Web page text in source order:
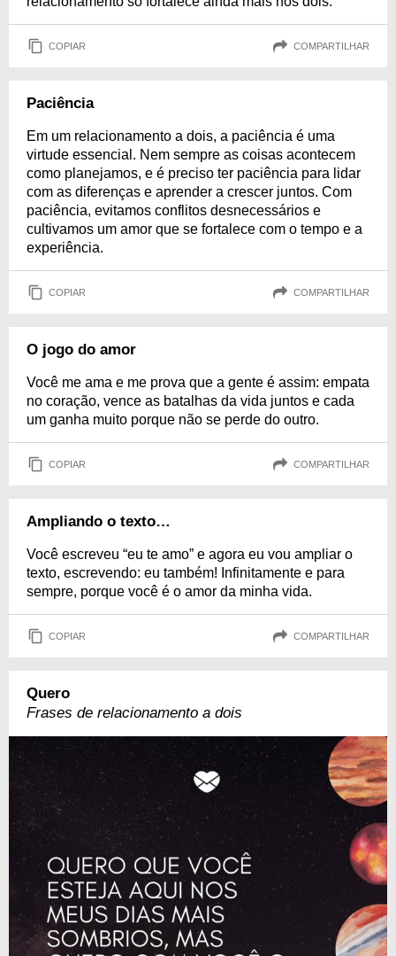
COPIAR COMPARTILHAR
Paciência
Em um relacionamento a dois, a paciência é uma
virtude essencial. Nem sempre as coisas acontecem
como planejamos, e é preciso ter paciência para lidar
com as diferenças e aprender a crescer juntos. Com
paciência, evitamos conflitos desnecessários e
cultivamos um amor que se fortalece com o tempo e a
experiência.
COPIAR COMPARTILHAR
O jogo do amor
Você me ama e me prova que a gente é assim: empata
no coração, vence as batalhas da vida juntos e cada
um ganha muito porque não se perde do outro.
COPIAR COMPARTILHAR
Ampliando o texto…
Você escreveu “eu te amo” e agora eu vou ampliar o
texto, escrevendo: eu também! Infinitamente e para
sempre, porque você é o amor da minha vida.
COPIAR COMPARTILHAR
Quero
Frases de relacionamento a dois